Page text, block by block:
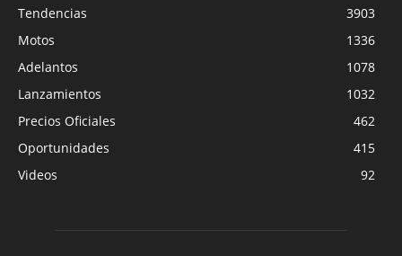
Tendencias
3903
Motos
1336
Adelantos
1078
Lanzamientos
1032
Precios Oficiales
462
Oportunidades
415
Videos
92